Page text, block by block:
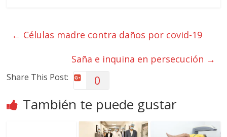
← Células madre contra daños por covid-19
Saña e inquina en persecución →
Share This Post: 0
También te puede gustar